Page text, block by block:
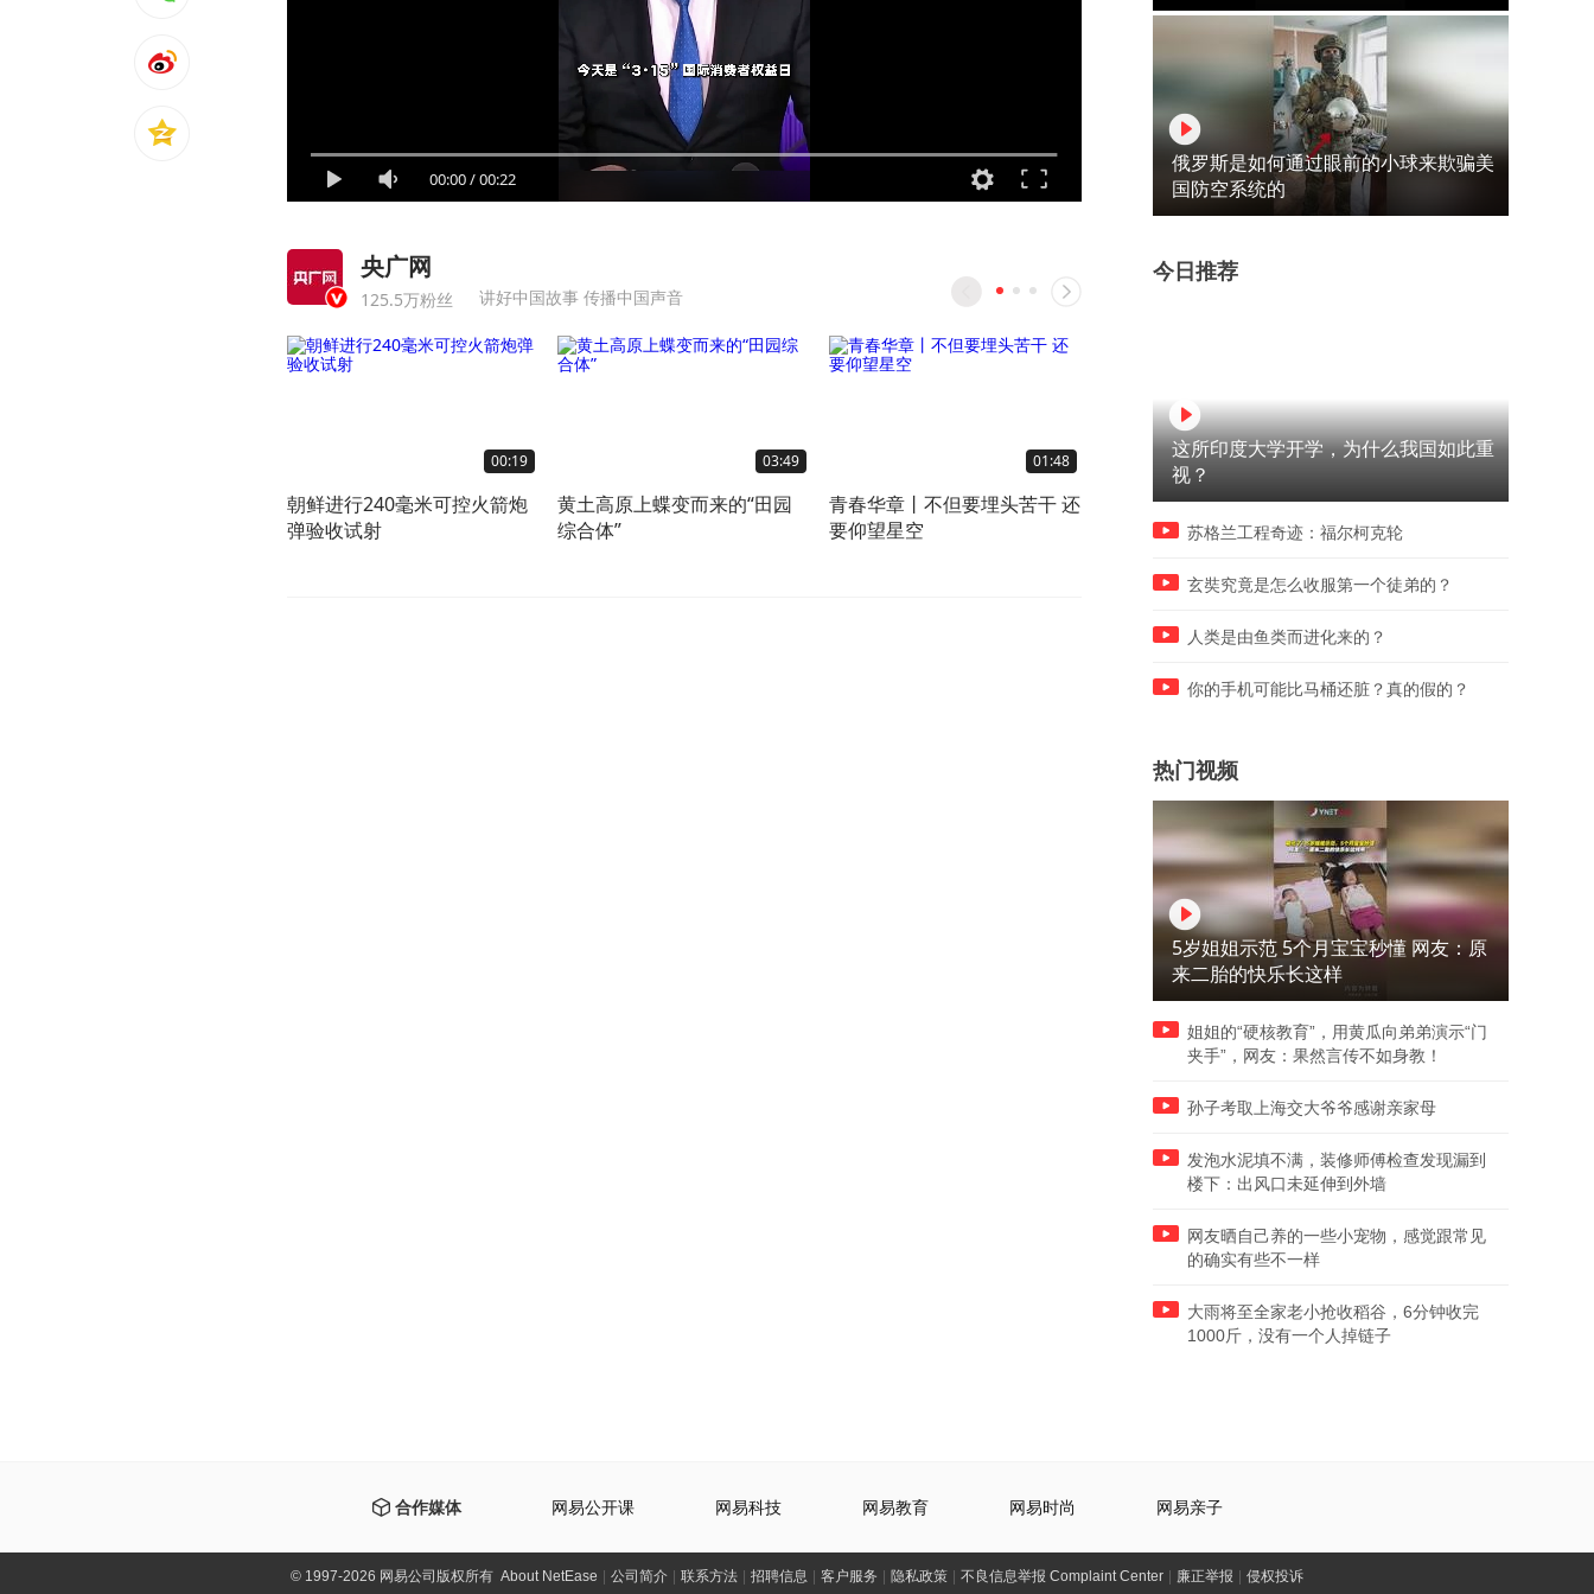
00:00/00:22
央广网
125.5万粉丝 讲好中国故事 传播中国声音
00:19
朝鲜进行240毫米可控火箭炮
弹验收试射
03:49
黄土高原上蝶变而来的“田园
综合体”
01:48
青春华章丨不但要埋头苦干 还
要仰望星空
01:24
中华经典诵读大会河北站海选
作品丨大学生组合倾情朗诵
中国海军83舰编队结束访问
来西亚前往孟加拉国
俄罗斯是如何通过眼前的小球来欺骗美
国防空系统的
今日推荐
这所印度大学开学，为什么我国如此重
视？
苏格兰工程奇迹：福尔柯克轮
玄奘究竟是怎么收服第一个徒弟的？
人类是由鱼类而进化来的？
你的手机可能比马桶还脏？真的假的？
热门视频
5岁姐姐示范 5个月宝宝秒懂 网友：原
来二胎的快乐长这样
姐姐的“硬核教育”，用黄瓜向弟弟演示“门
夹手”，网友：果然言传不如身教！
孙子考取上海交大爷爷感谢亲家母
发泡水泥填不满，装修师傅检查发现漏到
楼下：出风口未延伸到外墙
网友晒自己养的一些小宠物，感觉跟常见
的确实有些不一样
大雨将至全家老小抢收稻谷，6分钟收完
1000斤，没有一个人掉链子
合作媒体 网易公开课 网易科技 网易教育 网易时尚 网易亲子
©1997-2026 网易公司版权所有 About NetEase 公司简介 联系方法 招聘信息 客户服务 隐私政策 不良信息举报 Complaint Center 廉正举报 侵权投诉